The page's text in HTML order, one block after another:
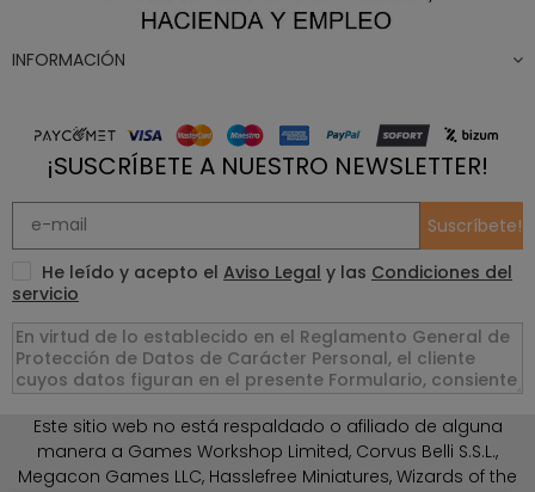
INFORMACIÓN
¡SUSCRÍBETE A NUESTRO NEWSLETTER!
Suscríbete!
He leído y acepto el Aviso Legal y las Condiciones del
servicio
Este sitio web no está respaldado o afiliado de alguna
manera a Games Workshop Limited, Corvus Belli S.S.L.,
Megacon Games LLC, Hasslefree Miniatures, Wizards of the